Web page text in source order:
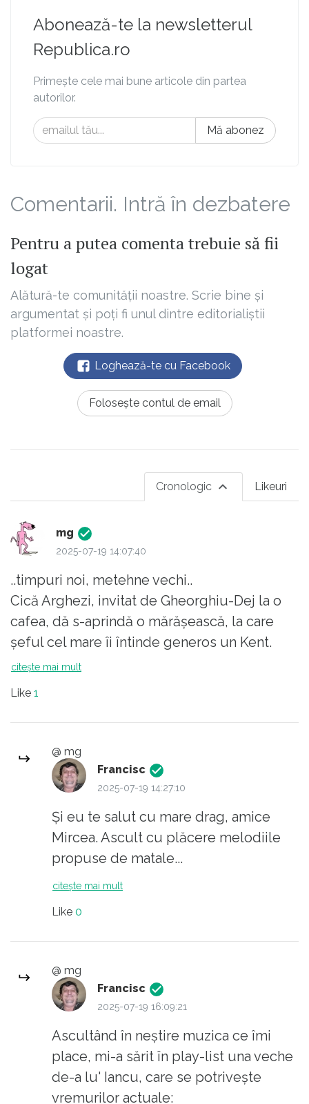
Abonează-te la newsletterul
Republica.ro
Primește cele mai bune articole din partea
autorilor.
Mă abonez
Comentarii. Intră în dezbatere
Pentru a putea comenta trebuie să fii
logat
Alătură-te comunității noastre. Scrie bine și
argumentat și poți fi unul dintre editorialiștii
platformei noastre.
Loghează-te cu Facebook
Folosește contul de email
Likeuri
Cronologic
mg
2025-07-19 14:07:40
..timpuri noi, metehne vechi..
Cică Arghezi, invitat de Gheorghiu-Dej la o
cafea, dă s-aprindă o mărășească, la care
șeful cel mare îi întinde generos un Kent.
Iar Arghezi : - "Una vorbim, alta fumăm".. Păi
Așa și eu. Țara arde, babele se piaptănă, dar
dacă e sâmbătă, e musai rock :
O luăm de pe vremea când ți se stingea
becul tocmai când ți-era lumea mai dragă.
Asta pe vremea timpurilor alea vechi, dacă
ne mai crede cineva.. :
https://www.youtube.com/watch?
La nuntă eram ceva mai relaxați, că nu era
Așa că lăsați-mă să curg precum o halbă pe
gâtul amicului Francisc, pe care-l salut cu
https://www.youtube.com/watch?
citește mai mult
Like 1
@ mg
Francisc
2025-07-19 14:27:10
Și eu te salut cu mare drag, amice
Mircea. Ascult cu plăcere melodiile
propuse de matale...
citește mai mult
Like 0
@ mg
Francisc
2025-07-19 16:09:21
Ascultând în neștire muzica ce îmi
place, mi-a sărit în play-list una veche
de-a lu' Iancu, care se potrivește
vremurilor actuale: